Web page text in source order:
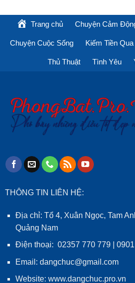
Trang chủ Chuyện Cảm
Chuyện Cuộc Sống Kiếm Tiền
Thủ Thuật Tình Yêu
THÔNG TIN LIÊN HỆ:
Địa chỉ: Tổ 4, Xuân Ngọc, Tam
Quảng Nam
Điện thoại: 02357 770 779 |
Email: dangchuc@gmail.com
Website: www.dangchuc.pro.vn